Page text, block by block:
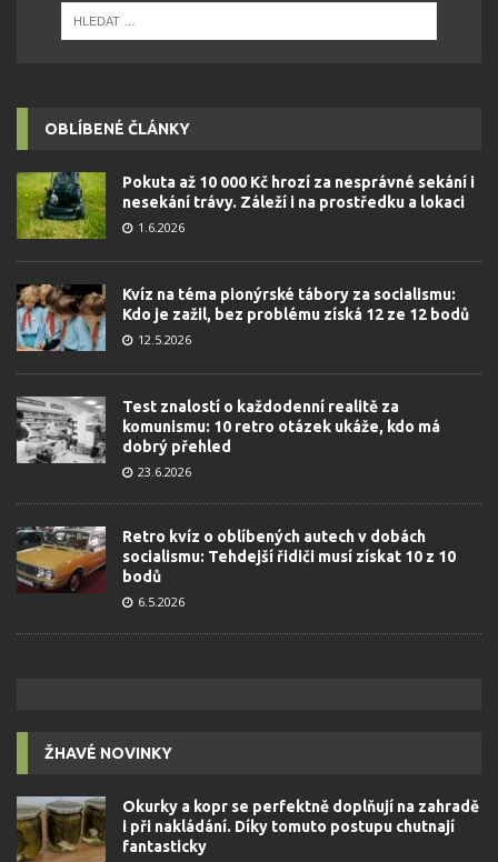
OBLÍBENÉ ČLÁNKY
Pokuta až 10 000 Kč hrozí za nesprávné sekání i
nesekání trávy. Záleží i na prostředku a lokaci
1.6.2026
Kvíz na téma pionýrské tábory za socialismu:
Kdo je zažil, bez problému získá 12 ze 12 bodů
12.5.2026
Test znalostí o každodenní realitě za
komunismu: 10 retro otázek ukáže, kdo má
dobrý přehled
23.6.2026
Retro kvíz o oblíbených autech v dobách
socialismu: Tehdejší řidiči musí získat 10 z 10
bodů
6.5.2026
ŽHAVÉ NOVINKY
Okurky a kopr se perfektně doplňují na zahradě
i při nakládání. Díky tomuto postupu chutnají
fantasticky